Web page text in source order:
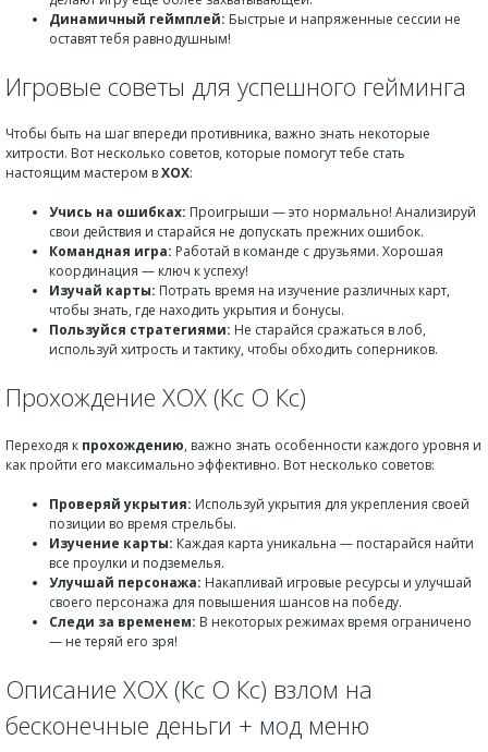
Динамичный геймплей: Быстрые и напряженные сессии не
оставят тебя равнодушным!
Игровые советы для успешного гейминга
Чтобы быть на шаг впереди противника, важно знать некоторые
хитрости. Вот несколько советов, которые помогут тебе стать
настоящим мастером вXOX:
Учись на ошибках: Проигрыши — это нормально! Анализируй
свои действия и старайся не допускать прежних ошибок.
Командная игра: Работай в команде с друзьями. Хорошая
координация — ключ к успеху!
Изучай карты: Потрать время на изучение различных карт,
чтобы знать, где находить укрытия и бонусы.
Пользуйся стратегиями: Не старайся сражаться в лоб,
используй хитрость и тактику, чтобы обходить соперников.
Прохождение XOX (Кс О Кс)
Переходя к прохождению, важно знать особенности каждого уровня и
как пройти его максимально эффективно. Вот несколько советов:
Проверяй укрытия: Используй укрытия для укрепления своей
позиции во время стрельбы.
Изучение карты: Каждая карта уникальна — постарайся найти
все проулки и подземелья.
Улучшай персонажа: Накапливай игровые ресурсы и улучшай
своего персонажа для повышения шансов на победу.
Следи за временем: В некоторых режимах время ограничено
— не теряй его зря!
Описание XOX (Кс О Кс) взлом на
бесконечные деньги + мод меню